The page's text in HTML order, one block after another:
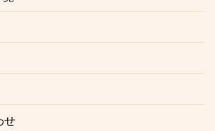
せ
。
費、施設利用料などはかかりませ
で講師を務めるのは、演奏家として
かな実力、経験を持ったプロのフル